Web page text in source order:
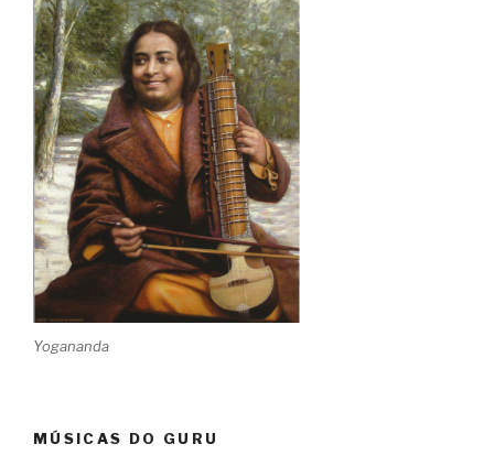
Yogananda
MÚSICAS DO GURU